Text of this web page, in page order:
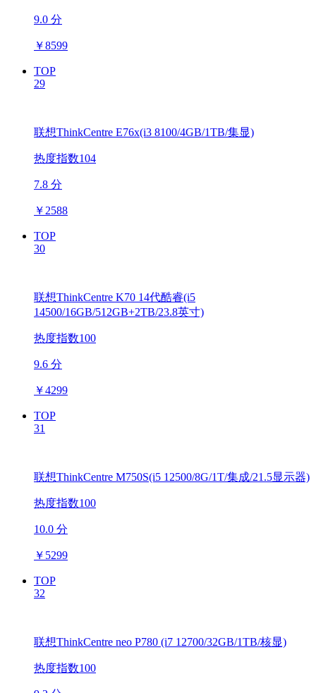
9.0 分
￥8599
TOP
29
联想ThinkCentre E76x(i3 8100/4GB/1TB/集显)
热度指数104
7.8 分
￥ 2588
TOP
30
联想ThinkCentre K70 14代酷睿(i5
14500/16GB/512GB+2TB/23.8英寸)
热度指数100
9.6 分
￥4299
TOP
31
联想ThinkCentre M750S(i5 12500/8G/1T/集成/21.5显示器)
热度指数100
10.0 分
￥ 5299
TOP
32
联想ThinkCentre neo P780 (i7 12700/32GB/1TB/核显)
热度指数100